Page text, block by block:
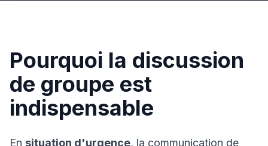
Pourquoi la discussion
de groupe est
indispensable
En situation d'urgence, la communication de